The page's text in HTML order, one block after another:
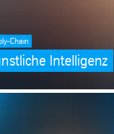
Chain
Intelligenz